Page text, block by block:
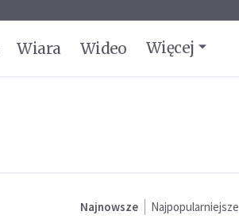
Wiara Wideo Więcej
Najnowsze Najpopularniejsze